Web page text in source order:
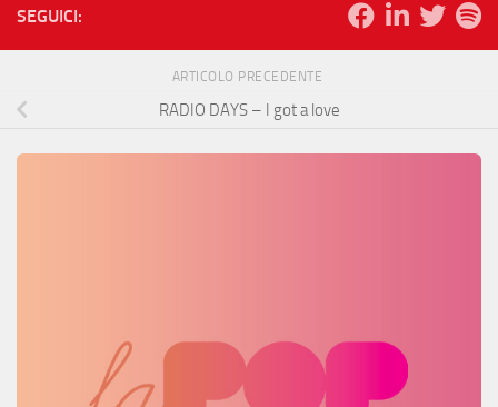
SEGUICI:
ARTICOLO PRECEDENTE
RADIO DAYS – I got a love